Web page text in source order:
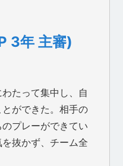
3年 主審)
たって集中し、自
ができた。相手の
プレーができてい
抜かず、チーム全